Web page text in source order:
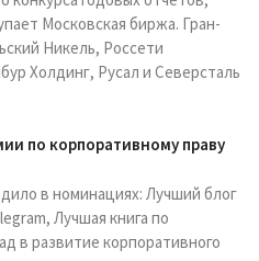
Московская биржа. Гран-
Никель, Россети
Холдинг, Русал и Северсталь
по корпоративному праву
в номинациях: Лучший блог
Лучшая книга по
в развитие корпоративного